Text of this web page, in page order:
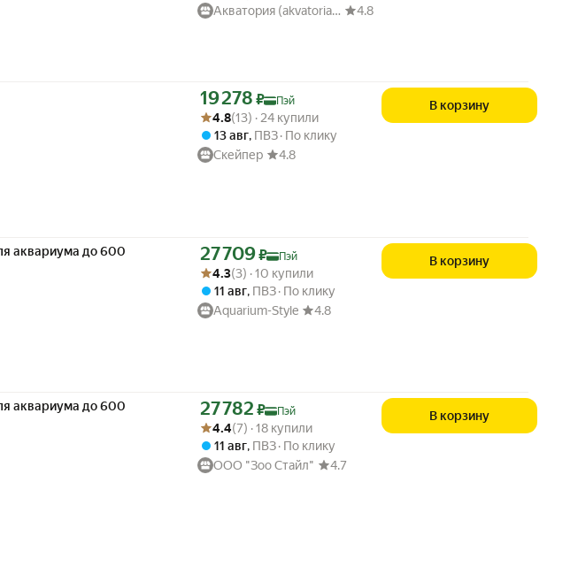
Акватория (akvatoria.ru)
4.8
Цена с картой Яндекс Пэй 19278 ₽ вместо
19 278 ₽
Пэй
Рейтинг товара: 4.8 из 5
Оценок: (13) · 24 купили
4.8(13) · 24 купили
13 авг, ПВЗ По клику
Скейпер
4.8
В корзину
аквариума до 600
Цена с картой Яндекс Пэй 27709 ₽ вместо
27 709₽
Пэй
Рейтинг товара: 4.3 из 5
Оценок: (3) · 10 купили
4.3(3) · 10 купили
11 авг, ПВЗ По клику
Aquarium-Style
4.8
В корзину
аквариума до 600
Цена с картой Яндекс Пэй 27782 ₽ вместо
27 782 ₽
Пэй
Рейтинг товара: 4.4 из 5
Оценок: (7) · 18 купили
4.4(7) · 18 купили
11 авг, ПВЗ По клику
ООО "Зоо Стайл"
4.7
В корзину